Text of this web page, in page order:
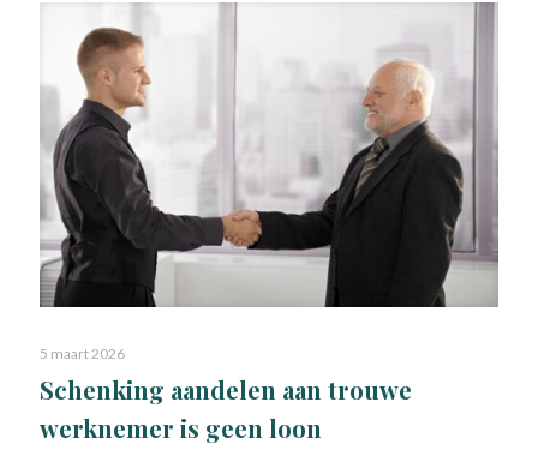
5 maart 2026
Schenking aandelen aan trouwe
werknemer is geen loon